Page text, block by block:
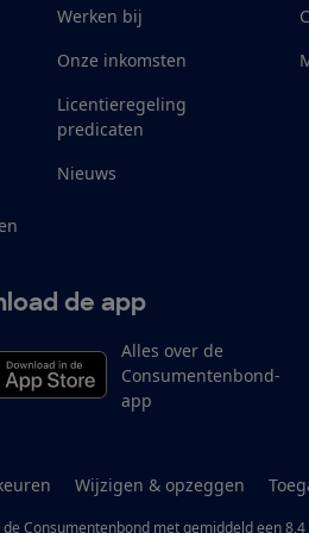
Werken bij
Onze inkomsten
Licentieregeling
predicaten
Nieuws
de app
Alles over de
Consumentenbond-
app
Wijzigen & opzeggen
Consumentenbondmet gemiddeld een 8,4